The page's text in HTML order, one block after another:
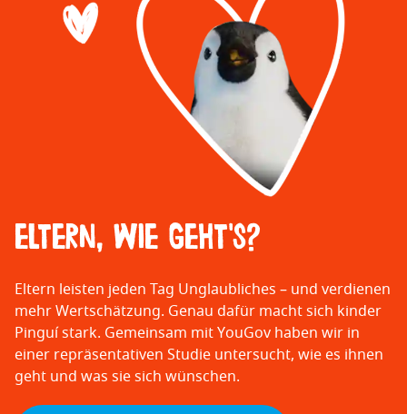
eLtErN, wIe gEhT'S?
Eltern leisten jeden Tag Unglaubliches – und verdienen
mehr Wertschätzung. Genau dafür macht sich kinder
Pinguí stark. Gemeinsam mit YouGov haben wir in
einer repräsentativen Studie untersucht, wie es ihnen
geht und was sie sich wünschen.